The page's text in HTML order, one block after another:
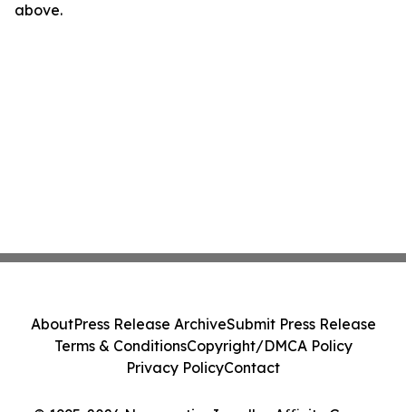
above.
AboutPress Release ArchiveSubmit Press Release
Terms & ConditionsCopyright/DMCA Policy
Privacy PolicyContact